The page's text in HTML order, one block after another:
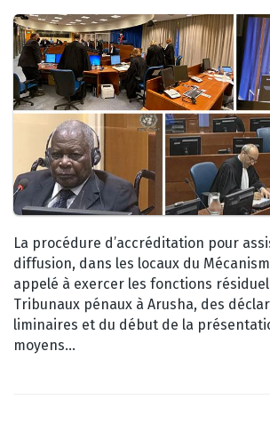
La procédure d’accréditation pour
diffusion, dans les locaux du
appelé à exercer les fonctions
Tribunaux pénaux à Arusha, des
liminaires et du début de la
moyens…